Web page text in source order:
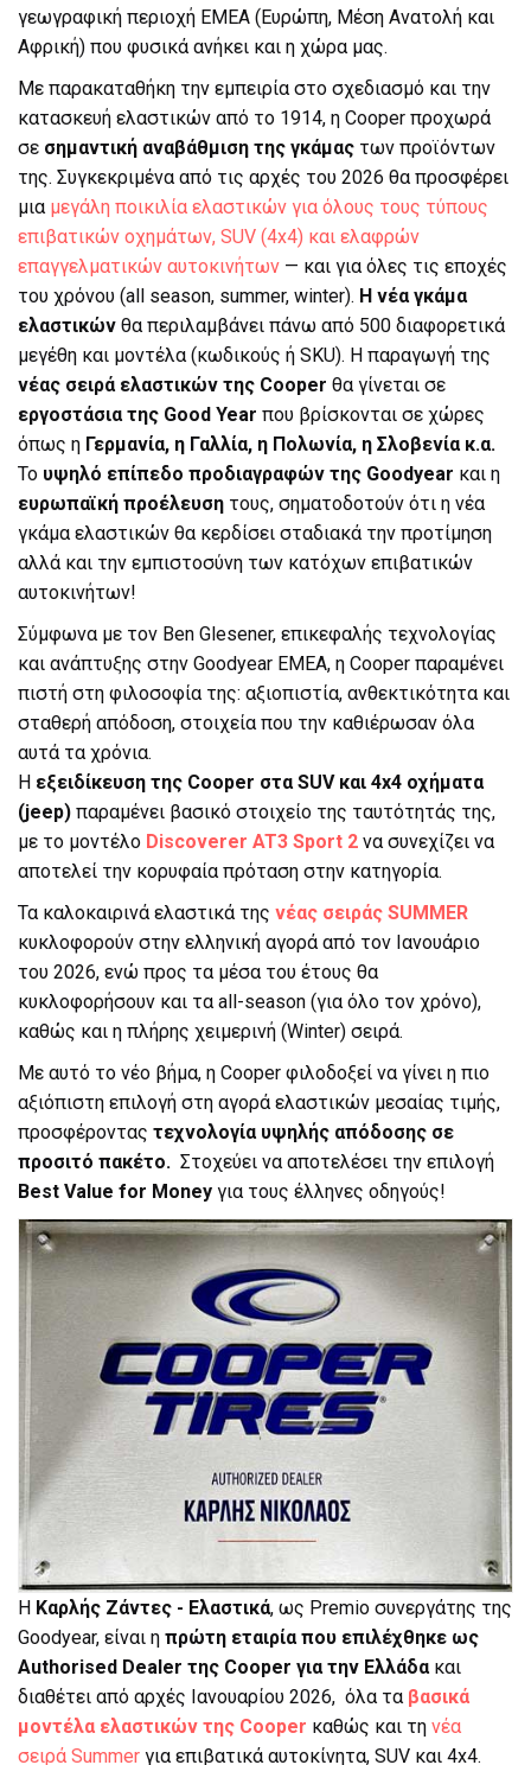
γεωγραφική περιοχή ΕΜΕΑ (Ευρώπη, Μέση Ανατολή και
Αφρική) που φυσικά ανήκει και η χώρα μας.
Με παρακαταθήκη την εμπειρία στο σχεδιασμό και την
κατασκευή ελαστικών από το 1914, η Cooper προχωρά
σε σημαντική αναβάθμιση της γκάμας των προϊόντων
της. Συγκεκριμένα από τις αρχές του 2026 θα προσφέρει
μια μεγάλη ποικιλία ελαστικών για όλους τους τύπους
επιβατικών οχημάτων, SUV (4x4) και ελαφρών
επαγγελματικών αυτοκινήτων — και για όλες τις εποχές
του χρόνου (all season, summer, winter). Η νέα γκάμα
ελαστικών θα περιλαμβάνει πάνω από 500 διαφορετικά
μεγέθη και μοντέλα (κωδικούς ή SKU). Η παραγωγή της
νέας σειρά ελαστικών της Cooper θα γίνεται σε
εργοστάσια της Good Year που βρίσκονται σε χώρες
όπως η Γερμανία, η Γαλλία, η Πολωνία, η Σλοβενία κ.α.
Το υψηλό επίπεδο προδιαγραφών της Goodyear και η
ευρωπαϊκή προέλευση τους, σηματοδοτούν ότι η νέα
γκάμα ελαστικών θα κερδίσει σταδιακά την προτίμηση
αλλά και την εμπιστοσύνη των κατόχων επιβατικών
αυτοκινήτων!
Σύμφωνα με τον Ben Glesener, επικεφαλής τεχνολογίας
και ανάπτυξης στην Goodyear ΕΜΕΑ, η Cooper παραμένει
πιστή στη φιλοσοφία της: αξιοπιστία, ανθεκτικότητα και
σταθερή απόδοση, στοιχεία που την καθιέρωσαν όλα
αυτά τα χρόνια.
Η εξειδίκευση της Cooper στα SUV και 4x4 οχήματα
(jeep) παραμένει βασικό στοιχείο της ταυτότητάς της,
με το μοντέλο Discoverer AT3 Sport 2 να συνεχίζει να
αποτελεί την κορυφαία πρόταση στην κατηγορία.
Τα καλοκαιρινά ελαστικά της νέας σειράς SUMMER
κυκλοφορούν στην ελληνική αγορά από τον Ιανουάριο
του 2026, ενώ προς τα μέσα του έτους θα
κυκλοφορήσουν και τα all-season (για όλο τον χρόνο),
καθώς και η πλήρης χειμερινή (Winter) σειρά.
Με αυτό το νέο βήμα, η Cooper φιλοδοξεί να γίνει η πιο
αξιόπιστη επιλογή στη αγορά ελαστικών μεσαίας τιμής,
προσφέροντας τεχνολογία υψηλής απόδοσης σε
προσιτό πακέτο. Στοχεύει να αποτελέσει την επιλογή
Best Value for Money για τους έλληνες οδηγούς!
Η Καρλής Ζάντες - Ελαστικά, ως Premio συνεργάτης της
Goodyear, είναι η πρώτη εταιρία που επιλέχθηκε ως
Authorised Dealer της Cooper για την Ελλάδακαι
διαθέτει από αρχές Ιανουαρίου 2026, όλα τα βασικά
μοντέλα ελαστικών της Cooper καθώς και τη νέα
σειρά Summer για επιβατικά αυτοκίνητα, SUV και 4x4.